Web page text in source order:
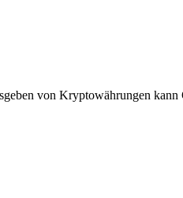
von Kryptowährungen kann